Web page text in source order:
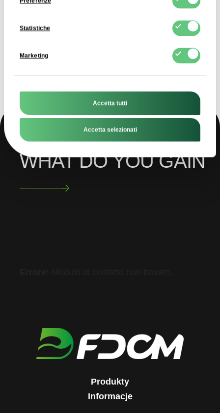
Statistiche
Marketing
Accetta tutti
Accetta selezionati
WHAT DO YOU GAIN
Produkty
Informacje